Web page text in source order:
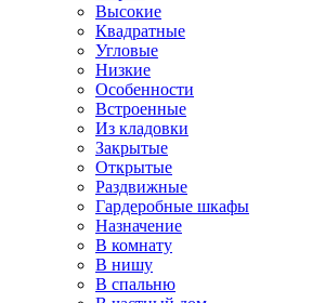
Высокие
Квадратные
Угловые
Низкие
Особенности
Встроенные
Из кладовки
Закрытые
Открытые
Раздвижные
Гардеробные шкафы
Назначение
В комнату
В нишу
В спальню